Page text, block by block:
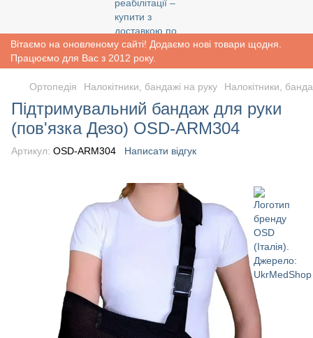
Вітаємо на оновленому сайті! Додаємо нові товари щодня.
Працюємо для Вас з 2012 року.
Ортопедія Налокітники, бандажі на руку Налокітники,
Підтримувальний бандаж для руки
(пов'язка Дезо) OSD-ARM304
Артикул: OSD-ARM304 Написати відгук